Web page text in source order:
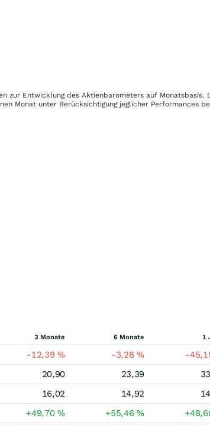
zur Entwicklung des Aktienbarometers auf Monatsbasis.
Monat unter Berücksichtigung jeglicher Performances
3 Monate 6 Monate 1
-12,39% -3,28% -
20,90 23,39
16,02 14,92
+49,70% +55,46%